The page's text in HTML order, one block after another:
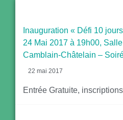
Inauguration « Défi 10
24 Mai 2017 à 19h00,
Camblain-Châtelain –
22 mai 2017
Entrée Gratuite,